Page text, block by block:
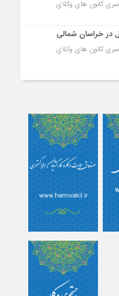
کانون های وکلای
در خراسان شمالی
کانون های وکلای